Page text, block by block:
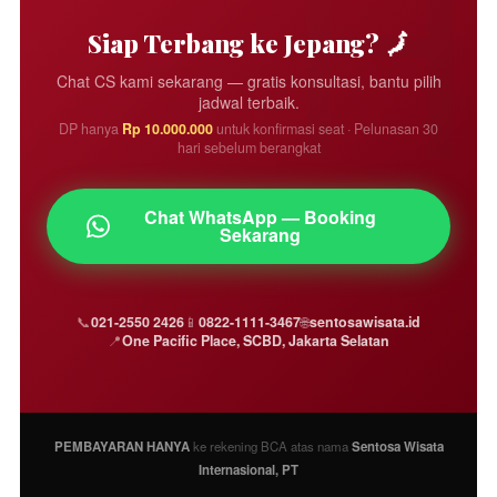
Siap Terbang ke Jepang? 🗾
Chat CS kami sekarang — gratis konsultasi, bantu pilih
jadwal terbaik.
DP hanya Rp 10.000.000 untuk konfirmasi seat · Pelunasan 30
hari sebelum berangkat
Chat WhatsApp — Booking
Sekarang
📞021-2550 2426 📱 0822-1111-3467🌐sentosawisata.id
📍One Pacific Place, SCBD, Jakarta Selatan
PEMBAYARAN HANYAke rekening BCA atas namaSentosa Wisata
Internasional, PT